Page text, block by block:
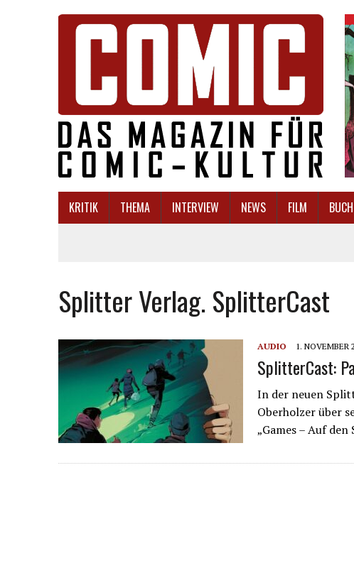
KRITIK THEMA INTERVIEW NEWS FILM BUCH
Splitter Verlag. SplitterCast
AUDIO 1. NOVEMBER
SplitterCast:
In der neuen
Oberholzer über
„Games – Auf